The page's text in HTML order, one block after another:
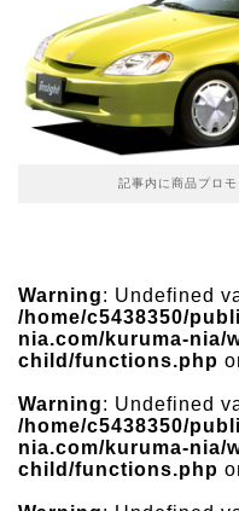
記事内に商品プロ
Warning: Undefined
/home/c5438350/
nia.com/kuruma-nia/
child/functions.php
Warning: Undefined
/home/c5438350/
nia.com/kuruma-nia/
child/functions.php